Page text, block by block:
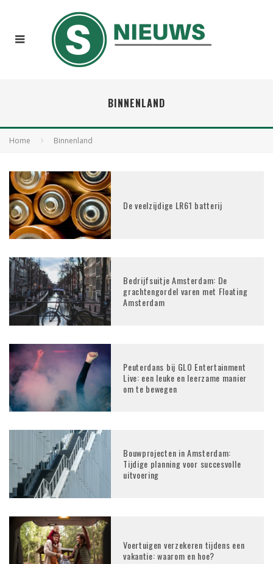
BINNENLAND
Home Binnenland
De veelzijdige LR61 batterij
Bedrijfsuitje Amsterdam: De
grachtengordel varen met Floating
Amsterdam
Peuterdans bij GLO Entertainment
Live: een leuke en leerzame manier
om te bewegen
Bouwprojecten in Amsterdam:
Tijdige planning voor succesvolle
uitvoering
Voertuigen verzekeren tijdens een
vakantie: waarom en hoe?